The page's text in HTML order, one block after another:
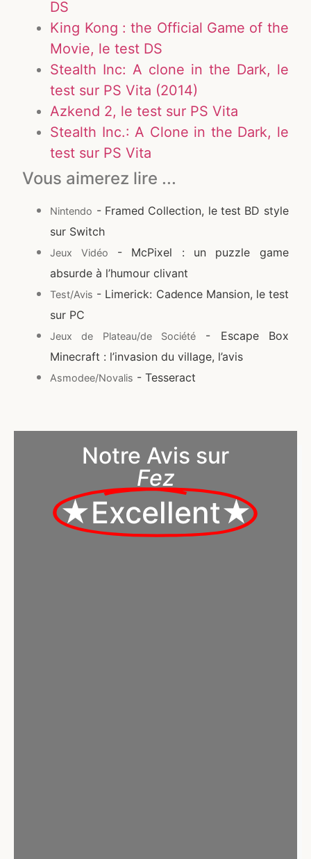
DS
King Kong : the Official Game of the
Movie, le test DS
Stealth Inc: A clone in the Dark, le
test sur PS Vita (2014)
Azkend 2, le test sur PS Vita
Stealth Inc.: A Clone in the Dark, le
test sur PS Vita
Vous aimerez lire ...
Nintendo - Framed Collection, le test BD style
sur Switch
Jeux Vidéo
- McPixel : un puzzle game
absurde à l’humour clivant
Test/Avis - Limerick: Cadence Mansion, le test
sur PC
Jeux de Plateau/de Société - Escape Box
Minecraft : l’invasion du village, l’avis
Asmodee/Novalis - Tesseract
Notre Avis sur
Fez
★Excellent★